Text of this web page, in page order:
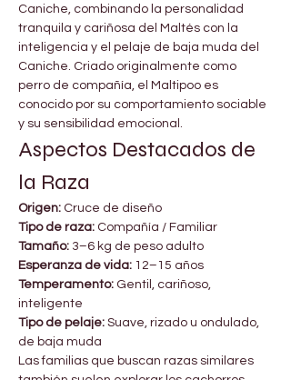
Caniche, combinando la personalidad
tranquila y cariñosa del Maltés con la
inteligencia y el pelaje de baja muda del
Caniche. Criado originalmente como
perro de compañía, el Maltipoo es
conocido por su comportamiento sociable
y su sensibilidad emocional.
Aspectos Destacados de
la Raza
Origen: Cruce de diseño
Tipo de raza: Compañía / Familiar
Tamaño: 3–6 kg de peso adulto
Esperanza de vida: 12–15 años
Temperamento: Gentil, cariñoso,
inteligente
Tipo de pelaje: Suave, rizado u ondulado,
de baja muda
Las familias que buscan razas similares